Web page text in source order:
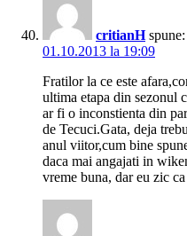
critianH spune:
01.10.2013 la 19:09
Fratilor la ce este
ultima etapa din sezonul
ar fi o inconstienta din
de Tecuci.Gata, deja
anul viitor,cum bine
daca mai angajati in
vreme buna, dar eu zic